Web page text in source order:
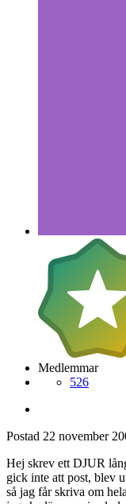
Medlemmar
526
Postad 22 november
Hej skrev ett DJUR
gick inte att post, blev
så jag får skriva om